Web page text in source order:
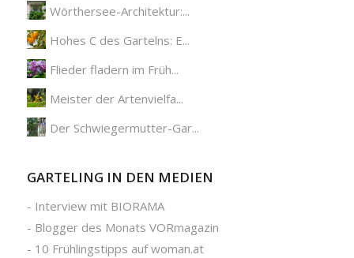
Wörthersee-Architektur:...
Hohes C des Gartelns: E...
Flieder fladern im Früh...
Meister der Artenvielfa...
Der Schwiegermutter-Gar...
GARTELING IN DEN MEDIEN
- Interview mit BIORAMA
- Blogger des Monats VORmagazin
- 10 Frühlingstipps auf woman.at